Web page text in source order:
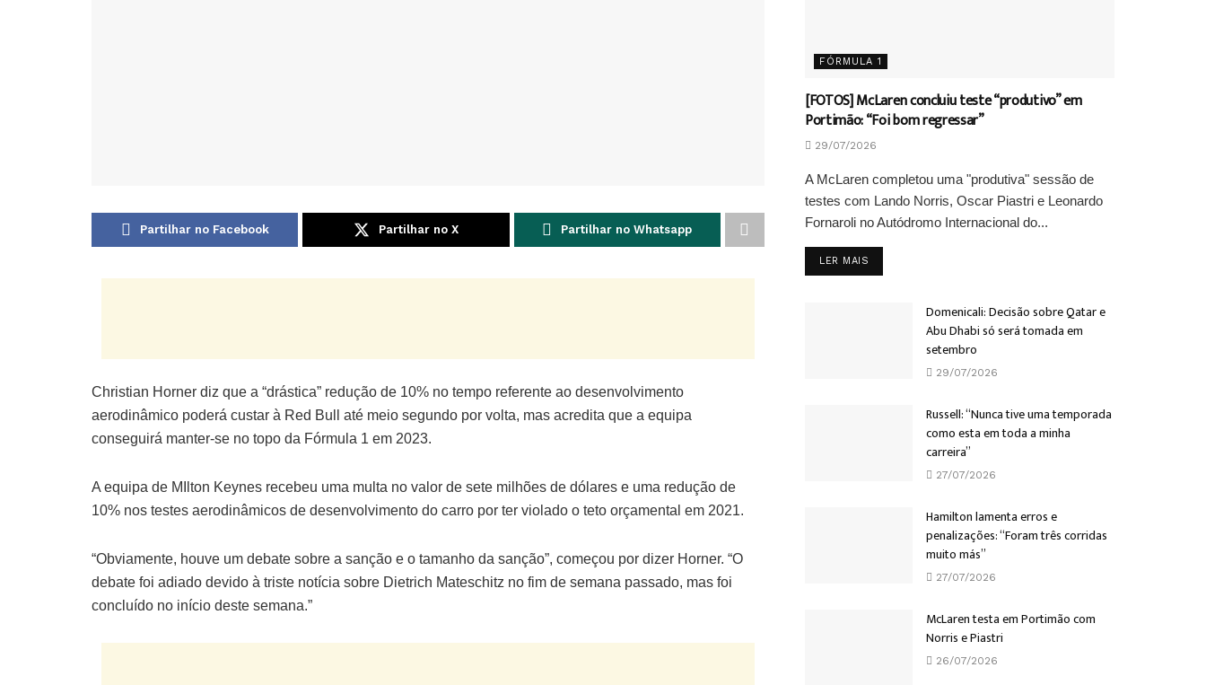
Partilhar no Facebook Partilhar no X Partilhar no Whatsapp
Christian Horner diz que a “drástica” redução de 10% no tempo referente ao desenvolvimento
aerodinâmico poderá custar à Red Bull até meio segundo por volta, mas acredita que a equipa
conseguirá manter-se no topo da Fórmula 1 em 2023.
A equipa de MIlton Keynes recebeu uma multa no valor de sete milhões de dólares e uma redução de
10% nos testes aerodinâmicos de desenvolvimento do carro por ter violado o teto orçamental em 2021.
“Obviamente, houve um debate sobre a sanção e o tamanho da sanção”, começou por dizer Horner. “O
debate foi adiado devido à triste notícia sobre Dietrich Mateschitz no fim de semana passado, mas foi
concluído no início deste semana.”
FÓRMULA 1
[FOTOS] McLaren concluiu teste “produtivo” em
Portimão: “Foi bom regressar”
29/07/2026
A McLaren completou uma "produtiva" sessão de
testes com Lando Norris, Oscar Piastri e Leonardo
Fornaroli no Autódromo Internacional do...
LER MAIS
Domenicali: Decisão sobre Qatar e
Abu Dhabi só será tomada em
setembro
29/07/2026
Russell: “Nunca tive uma temporada
como esta em toda a minha
carreira”
27/07/2026
Hamilton lamenta erros e
penalizações: “Foram três corridas
muito más”
27/07/2026
McLaren testa em Portimão com
Norris e Piastri
26/07/2026